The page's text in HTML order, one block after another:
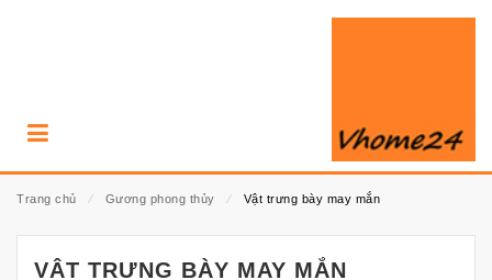
Trang chủ ⁄ Gương phong thủy ⁄ Vật trưng bày may mắn
VẬT TRƯNG BÀY MAY MẮN